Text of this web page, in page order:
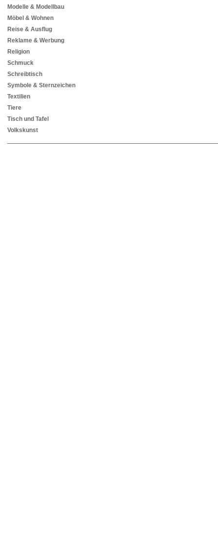
Modelle & Modellbau
Möbel & Wohnen
Reise & Ausflug
Reklame & Werbung
Religion
Schmuck
Schreibtisch
Symbole & Sternzeichen
Textilien
Tiere
Tisch und Tafel
Volkskunst